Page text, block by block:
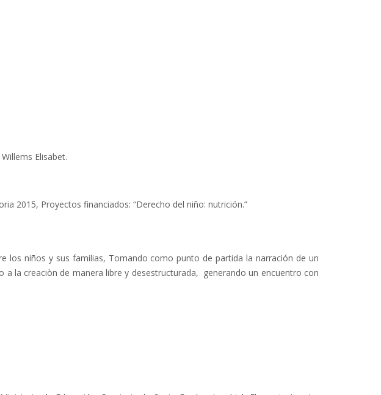
Elisabet.
2015, Proyectos financiados: “Derecho del niño: nutrición.”
los niños y sus familias, Tomando como punto de partida la narración de un
la creaciòn de manera libre y desestructurada, generando un encuentro con